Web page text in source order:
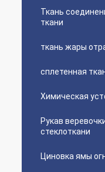
Ткань
ткани
ткань жары
сплетенная
Химическая
Рукав
стеклоткани
Циновка ямы